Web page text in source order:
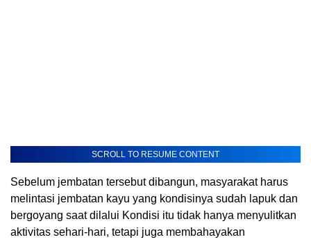
SCROLL TO RESUME CONTENT
Sebelum jembatan tersebut dibangun, masyarakat harus
melintasi jembatan kayu yang kondisinya sudah lapuk dan
bergoyang saat dilalui Kondisi itu tidak hanya menyulitkan
aktivitas sehari-hari, tetapi juga membahayakan